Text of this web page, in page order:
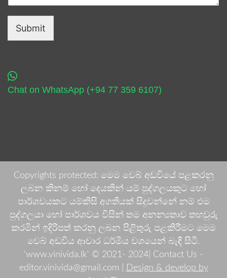
Submit
Chat on WhatsApp (+94 77 359 6107)
Copyrights protected: මෙම වෙබ් අඩවියේ පළකරනු
ලබන කිනම් හෝ දෙයකින් යම් පුද්ගලයකුට හෝ
පාර්ශවයකට යම්කිසි අගතියක් සිදුවන්නේ නම් එම
පුද්ගලයා හෝ පාර්ශවය විසින් තම අනන්‍යතාව තහවුරු
කරමින් ඉදිරිපත් කරනු ලබන පිළිතුරු පළකිරීමට මෙම
වෙබ් අඩවිය ආචාර ධර්මීය වශයෙන් බැඳී සිටී.
'www.vinivida.lk' © 2021- 2024| Contact Us -
editor.vinivida@gmail.com |
Design & develop by